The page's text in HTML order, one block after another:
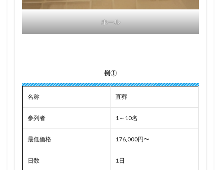
ホール
例①
名称 直葬
参列者 1～10名
最低価格 176,000円〜
日数 1日